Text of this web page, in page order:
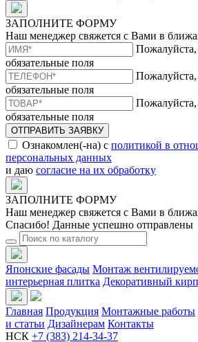
ЗАПОЛНИТЕ ФОРМУ
Наш менеджер свяжется с Вами в
Пожалуйста,
обязательные поля
Пожалуйста,
обязательные поля
Пожалуйста,
обязательные поля
ОТПРАВИТЬ ЗАЯВКУ
Ознакомлен(-на) с политикой в
персональных данных
и даю согласие на их обработку
ЗАПОЛНИТЕ ФОРМУ
Наш менеджер свяжется с Вами в
Спасибо! Данные успешно отправлены
Японские фасады Монтаж
интерьерная плитка Декоративный
Главная Продукция Монтажные работы
и статьи Дизайнерам Контакты
НСК +7 (383) 214-34-37